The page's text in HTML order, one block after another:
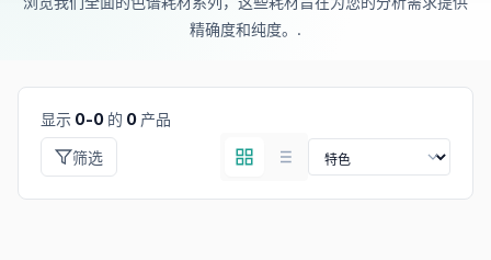
精确度和纯度。.
显示 0-0 的 0 产品
筛选